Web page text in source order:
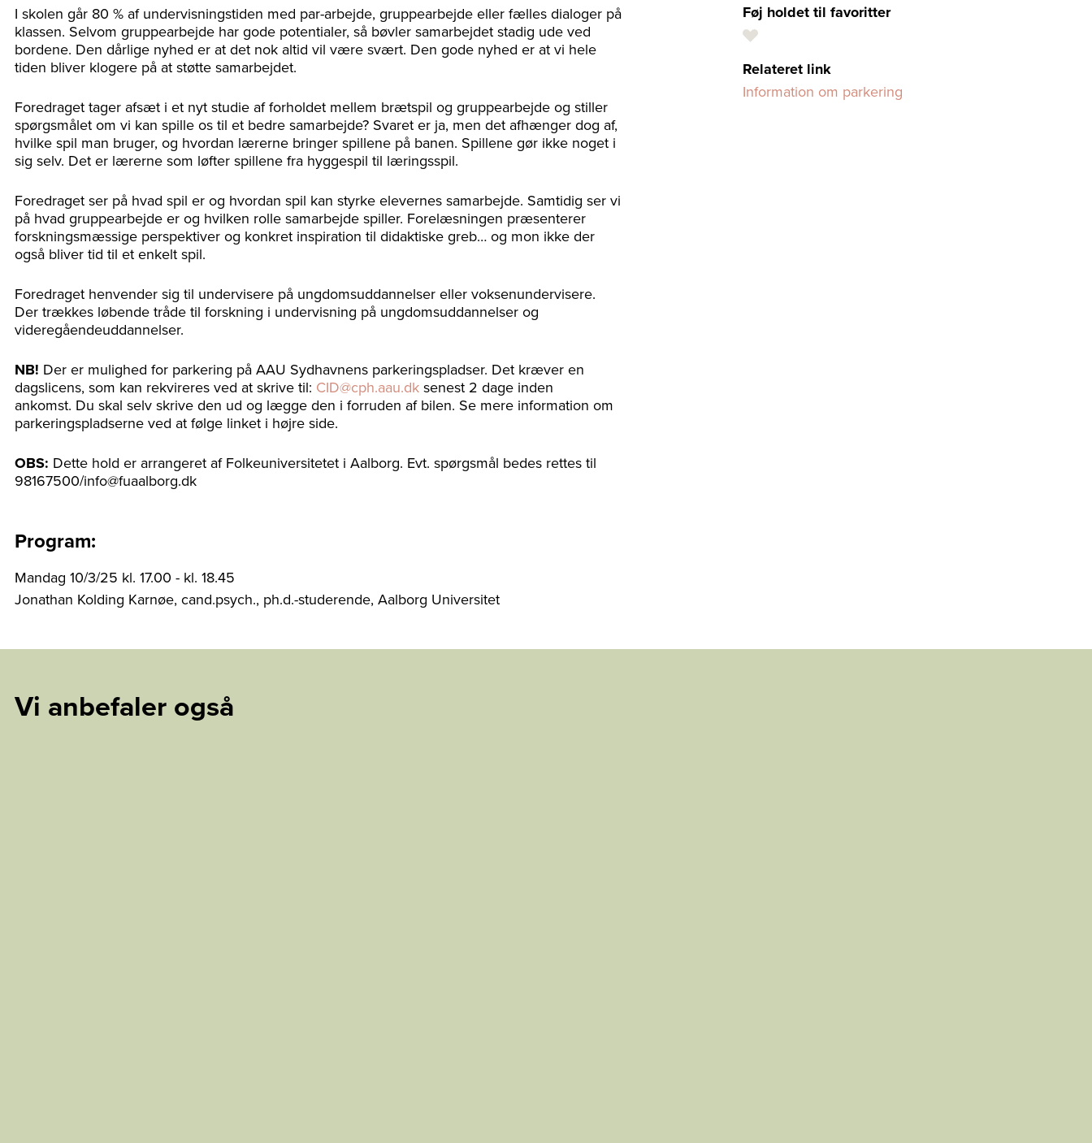
I skolen går 80 % af undervisningstiden med par-arbejde, gruppearbejde eller fælles dialoger på
klassen. Selvom gruppearbejde har gode potentialer, så bøvler samarbejdet stadig ude ved
bordene. Den dårlige nyhed er at det nok altid vil være svært. Den gode nyhed er at vi hele
tiden bliver klogere på at støtte samarbejdet.
Foredraget tager afsæt i et nyt studie af forholdet mellem brætspil og gruppearbejde og stiller
spørgsmålet om vi kan spille os til et bedre samarbejde? Svaret er ja, men det afhænger dog af,
hvilke spil man bruger, og hvordan lærerne bringer spillene på banen. Spillene gør ikke noget i
sig selv. Det er lærerne som løfter spillene fra hyggespil til læringsspil.
Foredraget ser på hvad spil er og hvordan spil kan styrke elevernes samarbejde. Samtidig ser vi
på hvad gruppearbejde er og hvilken rolle samarbejde spiller. Forelæsningen præsenterer
forskningsmæssige perspektiver og konkret inspiration til didaktiske greb… og mon ikke der
også bliver tid til et enkelt spil.
Foredraget henvender sig til undervisere på ungdomsuddannelser eller voksenundervisere.
Der trækkes løbende tråde til forskning i undervisning på ungdomsuddannelser og
videregåendeuddannelser.
NB! Der er mulighed for parkering på AAU Sydhavnens parkeringspladser. Det kræver en
dagslicens, som kan rekvireres ved at skrive til: CID@cph.aau.dk senest 2 dage inden
ankomst. Du skal selv skrive den ud og lægge den i forruden af bilen. Se mere information om
parkeringspladserne ved at følge linket i højre side.
OBS: Dette hold er arrangeret af Folkeuniversitetet i Aalborg. Evt. spørgsmål bedes rettes til
98167500/info@fuaalborg.dk
Program:
Mandag 10/3/25 kl. 17.00 - kl. 18.45
Jonathan Kolding Karnøe, cand.psych., ph.d.-studerende, Aalborg Universitet
Føj holdet til favoritter
Relateret link
Information om parkering
Vi anbefaler også